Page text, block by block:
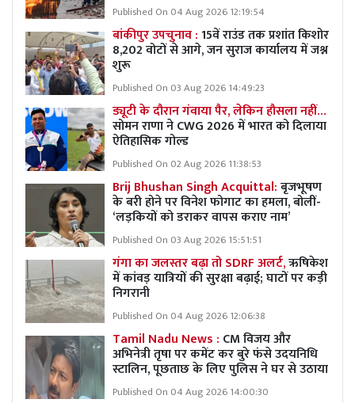
Published On 04 Aug 2026 12:19:54
बांकीपुर उपचुनाव :15वें राउंड तक प्रशांत किशोर
8,202 वोटों से आगे, जन सुराज कार्यालय में जश्न
शुरू
Published On 03 Aug 2026 14:49:23
ड्यूटी के दौरान गंवाया पैर, लेकिन हौसला नहीं…
सोमन राणा ने CWG 2026 में भारत को दिलाया
ऐतिहासिक गोल्ड
Published On 02 Aug 2026 11:38:53
Brij Bhushan Singh Acquittal:बृजभूषण
के बरी होने पर विनेश फोगाट का हमला, बोलीं-
‘लड़कियों को डराकर वापस कराए नाम’
Published On 03 Aug 2026 15:51:51
गंगा का जलस्तर बढ़ा तो SDRF अलर्ट,ऋषिकेश
में कांवड़ यात्रियों की सुरक्षा बढ़ाई; घाटों पर कड़ी
निगरानी
Published On 04 Aug 2026 12:06:38
Tamil Nadu News : CM विजय और
अभिनेत्री तृषा पर कमेंट कर बुरे फंसे उदयनिधि
स्टालिन, पूछताछ के लिए पुलिस ने घर से उठाया
Published On 04 Aug 2026 14:00:30